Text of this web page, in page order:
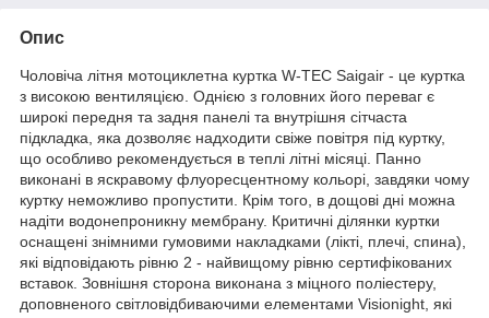
Опис
Чоловіча літня мотоциклетна куртка W-TEC Saigair - це куртка
з високою вентиляцією. Однією з головних його переваг є
широкі передня та задня панелі та внутрішня сітчаста
підкладка, яка дозволяє надходити свіже повітря під куртку,
що особливо рекомендується в теплі літні місяці. Панно
виконані в яскравому флуоресцентному кольорі, завдяки чому
куртку неможливо пропустити. Крім того, в дощові дні можна
надіти водонепроникну мембрану. Критичні ділянки куртки
оснащені знімними гумовими накладками (лікті, плечі, спина),
які відповідають рівню 2 - найвищому рівню сертифікованих
вставок. Зовнішня сторона виконана з міцного поліестеру,
доповненого світловідбиваючими елементами Visionight, які